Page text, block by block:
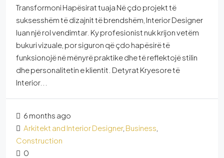
Transformoni Hapësirat tuaja Në çdo projekt të
suksesshëm të dizajnit të brendshëm, Interior Designer
luan një rol vendimtar. Ky profesionist nuk krijon vetëm
bukuri vizuale, por siguron që çdo hapësirë të
funksionojë në mënyrë praktike dhe të reflektojë stilin
dhe personalitetin e klientit. Detyrat Kryesore të
Interior...
6 months ago
Arkitekt and Interior Designer, Business
Construction
0